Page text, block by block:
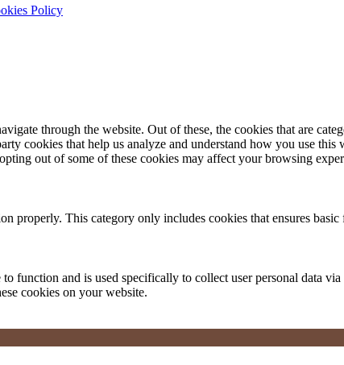
Policy
through the website. Out of these, the cookies that are
cookies that help us analyze and understand how you use
out of some of these cookies may affect your browsing
properly. This category only includes cookies that ensures
function and is used specifically to collect user personal data
cookies on your website.